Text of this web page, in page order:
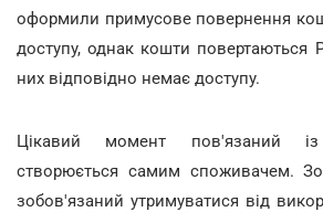
оформили примусове повернення
доступу, однак кошти повертаються
них відповідно немає доступу.
Цікавий момент пов'язаний
створюється самим споживачем.
зобов'язаний утримуватися від